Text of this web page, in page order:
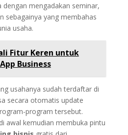
dengan mengadakan seminar,
sebagainya yang membahas
usaha.
Fitur Keren untuk
Business
usahanya sudah terdaftar di
secara otomatis update
program tersebut.
awal kemudian membuka pintu